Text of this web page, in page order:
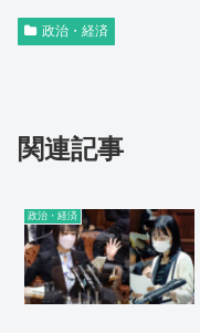
政治・経済
関連記事
政治・経済